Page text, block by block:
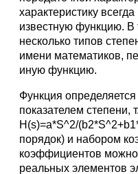
характеристику
известную функцию. В
несколько типов
имени математиков,
иную функцию.
Функция
показателем степени,
H(s)=a*S^2/
порядок) и набором
коэффициентов можно
реальных элементов